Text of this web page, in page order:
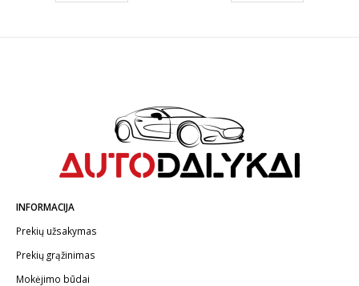
INFORMACIJA
Prekių užsakymas
Prekių grąžinimas
Mokėjimo būdai